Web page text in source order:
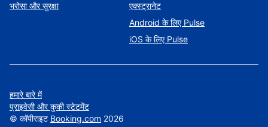
भरोसा और सुरक्षा
एक्स्ट्रानेट
Android के लिए Pulse
iOS के लिए Pulse
हमारे बारे में
प्राइवेसी और कुकी स्टेटमेंट
© कॉपीराइट Booking.com 2026